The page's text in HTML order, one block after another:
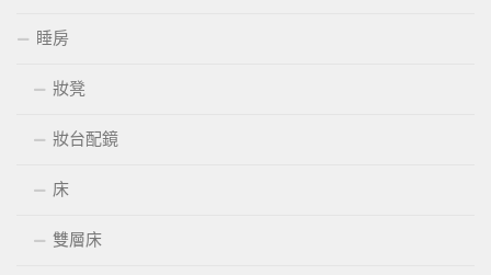
睡房
妝凳
妝台配鏡
床
雙層床